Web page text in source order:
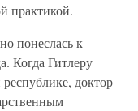
практикой.
понеслась к
Когда Гитлеру
доктор